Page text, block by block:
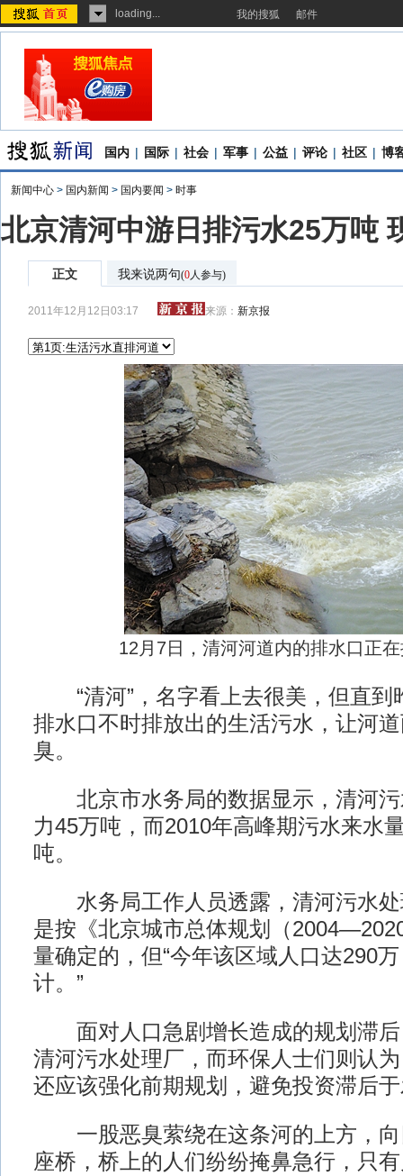
loading... 我的搜狐 邮件
国内 | 国际 | 社会 | 军事 | 公益 | 评论 | 社区 | 博
新闻中心 > 国内新闻 > 国内要闻 > 时事
北京清河中游日排污水25万吨
正文 我来说两句(0人参与)
2011年12月12日03:17 来源： 新京报
12月7日，清河河道内的排水口正
“清河”，名字看上去很美，但直到
排水口不时排放出的生活污水，让河
臭。
北京市水务局的数据显示，清河污
力45万吨，而2010年高峰期污水来水
吨。
水务局工作人员透露，清河污水处
是按《北京城市总体规划（
量确定的，但“今年该区域人口达290
计。”
面对人口急剧增长造成的规划滞后
清河污水处理厂，而环保人士们则认
还应该强化前期规划，避免投资滞后
一股恶臭萦绕在这条河的上方，向
座桥，桥上的人们纷纷掩鼻急行，只